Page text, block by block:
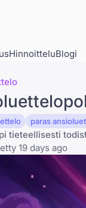
HinnoitteluBlogi
paras
tieteellisesti
19 days ago